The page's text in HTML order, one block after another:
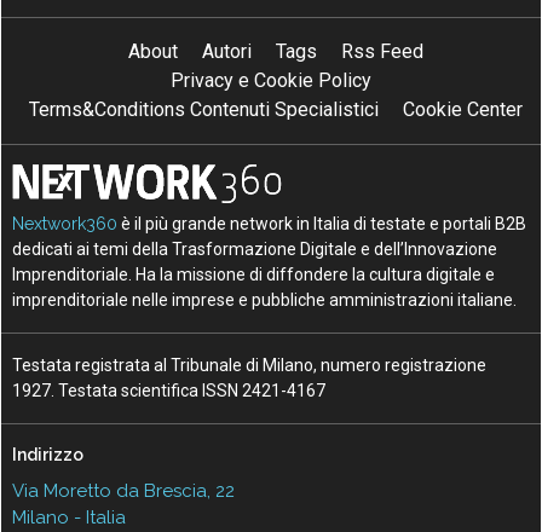
About Autori Tags
Rss Feed
Privacy e Cookie Policy
Terms&Conditions Contenuti Specialistici
Cookie Center
Nextwork360 è il più grande network in Italia di testate e portali B2B
dedicati ai temi della Trasformazione Digitale e dell’Innovazione
Imprenditoriale. Ha la missione di diffondere la cultura digitale e
imprenditoriale nelle imprese e pubbliche amministrazioni italiane.
Testata registrata al Tribunale di Milano, numero registrazione
1927. Testata scientifica ISSN 2421-4167
Indirizzo
Via Moretto da Brescia, 22
Milano - Italia